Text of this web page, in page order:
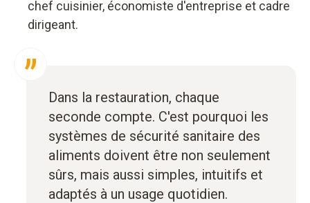
chef cuisinier, économiste d'entreprise et cadre
dirigeant.
Dans la restauration, chaque
seconde compte. C'est pourquoi les
systèmes de sécurité sanitaire des
aliments doivent être non seulement
sûrs, mais aussi simples, intuitifs et
adaptés à un usage quotidien.